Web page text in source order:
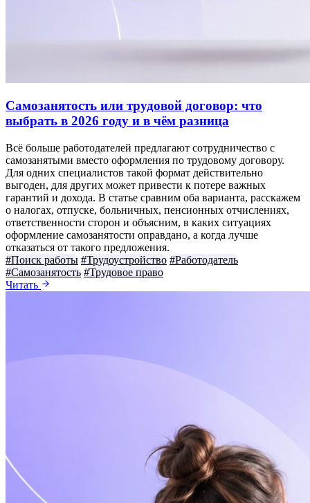
Самозанятость или трудовой договор: что
выбрать в 2026 году и в чём разница
Всё больше работодателей предлагают сотрудничество с
самозанятыми вместо оформления по трудовому договору.
Для одних специалистов такой формат действительно
выгоден, для других может привести к потере важных
гарантий и дохода. В статье сравним оба варианта, расскажем
о налогах, отпуске, больничных, пенсионных отчислениях,
ответственности сторон и объясним, в каких ситуациях
оформление самозанятости оправдано, а когда лучше
отказаться от такого предложения.
#Поиск работы #Трудоустройство #Работодатель
#Самозанятость #Трудовое право
Читать